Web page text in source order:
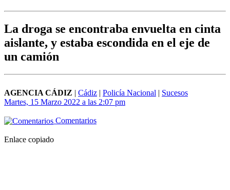
La droga se encontraba envuelta en cinta
aislante, y estaba escondida en el eje de
un camión
AGENCIA CÁDIZ | Cádiz | Policía Nacional | Sucesos
Martes, 15 Marzo 2022 a las 2:07 pm
Comentarios
Enlace copiado